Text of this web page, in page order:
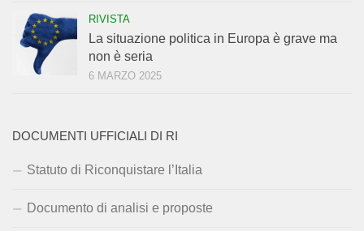
RIVISTA
La situazione politica in Europa è grave ma
non è seria
6 MARZO 2025
DOCUMENTI UFFICIALI DI RI
Statuto di Riconquistare l’Italia
Documento di analisi e proposte